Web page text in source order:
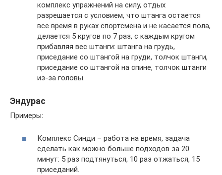
комплекс упражнений на силу, отдых
разрешается с условием, что штанга остается
все время в руках спортсмена и не касается пола,
делается 5 кругов по 7 раз, с каждым кругом
прибавляя вес штанги: штанга на грудь,
приседание со штангой на груди, толчок штанги,
приседание со штангой на спине, толчок штанги
из-за головы.
Эндурас
Примеры:
Комплекс Синди – работа на время, задача
сделать как можно больше подходов за 20
минут: 5 раз подтянуться, 10 раз отжаться, 15
приседаний.